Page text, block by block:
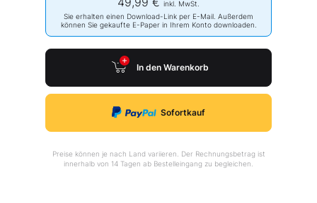
inkl. MwSt.
Sie erhalten einen Download-Link per E-Mail. Außerdem
können Sie gekaufte E-Paper in Ihrem Konto downloaden.
In den Warenkorb
Sofortkauf
Preise können je nach Land variieren. Der Rechnungsbetrag ist
innerhalb von 14 Tagen ab Bestelleingang zu begleichen.